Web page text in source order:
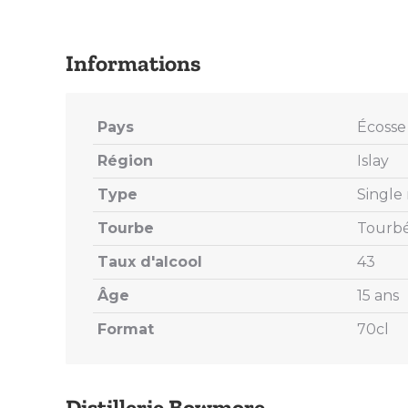
Pays
Écosse
Région
Islay
Type
Single
Tourbe
Taux d'alcool
43
Âge
15 ans
Format
70cl